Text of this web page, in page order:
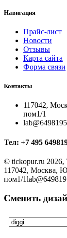
Навигация
Прайс-лист
Новости
Отзывы
Карта сайта
Форма связи
Контакты
117042,
пом1/1
Тел: +7 495
© tickopur.ru 2026,
117042, Москва,
пом1/1
Сменить